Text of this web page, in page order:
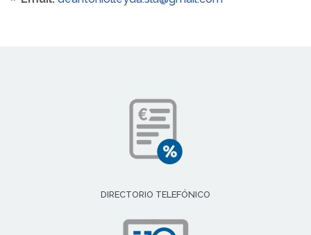
DIRECTORIO TELEFÓNICO